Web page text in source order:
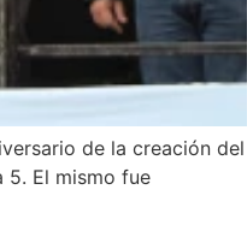
de la creación del
5. El mismo fue